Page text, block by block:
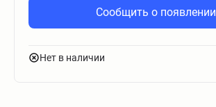
Сообщить о появлении
Нет в наличии